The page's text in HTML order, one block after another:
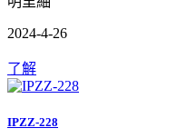
2024-4-26
了解
IPZZ-228